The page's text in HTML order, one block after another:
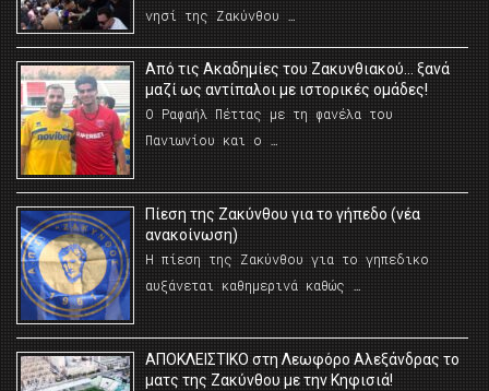
νησί της Ζακύνθου …
Από τις Ακαδημίες του Ζακυνθιακού… ξανά
μαζί ως αντίπαλοι με ιστορικές ομάδες!
Ο Ραφαήλ Πέττας με τη φανέλα του
Πανιωνίου και ο …
Πίεση της Ζακύνθου για το γήπεδο (νέα
ανακοίνωση)
Η πίεση της Ζακύνθου για το γηπεδικο
αυξάνεται καθημερινά καθώς …
AΠΟΚΛΕΙΣΤΙΚΟ στη Λεωφόρο Αλεξάνδρας το
ματς της Ζακύνθου με την Κηφισιά!